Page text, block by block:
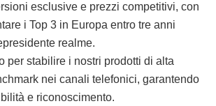
esclusive e prezzi competitivi, con
i Top 3 in Europa entro tre anni
realme.
per stabilire i nostri prodotti di alta
nei canali telefonici, garantendo
e riconoscimento.